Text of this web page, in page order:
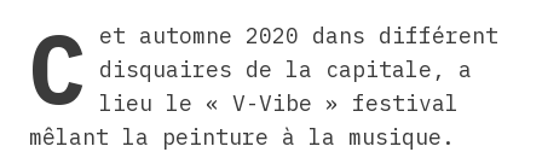
C
et automne 2020 dans différent
disquaires de la capitale, a
lieu le « V-Vibe » festival
mêlant la peinture à la musique.